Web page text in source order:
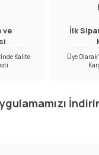
ve
Kalite
İlk
Üye